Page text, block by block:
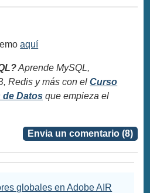
aquí
Aprende MySQL,
Redis y más con elCurso
de Datos que empieza el
Envia un comentario (8)
globales en Adobe AIR